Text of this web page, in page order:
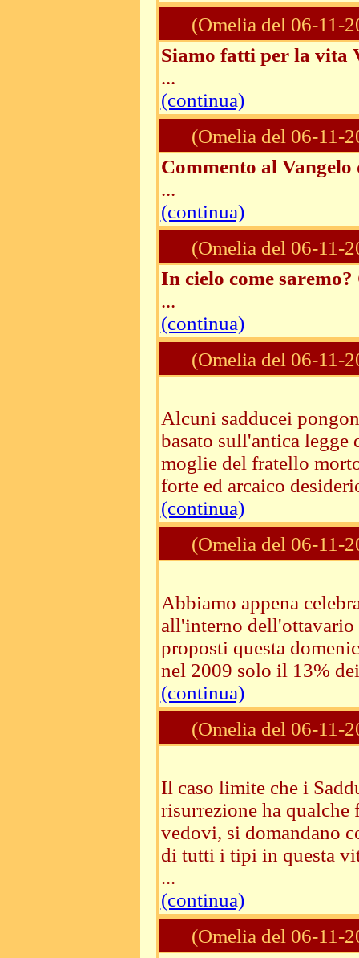
(Omelia del 06-11-
Siamo fatti per la vita
...
(continua)
(Omelia del 06-11-
Commento al Vangelo
...
(continua)
(Omelia del 06-11-
In cielo come
...
(continua)
(Omelia del 06-11-
Alcuni sadducei
basato sull'antica legge
moglie del fratello
forte ed arcaico
(continua)
(Omelia del 06-11-
Abbiamo appena
all'interno dell'ottavario
proposti questa
nel 2009 solo il 13%
(continua)
(Omelia del 06-11-
Il caso limite che i
risurrezione ha qualche
vedovi, si domandano
di tutti i tipi in questa
...
(continua)
(Omelia del 06-11-